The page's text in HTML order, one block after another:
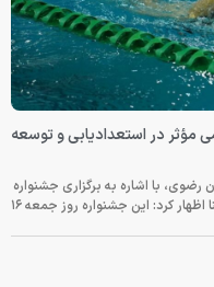
شنای زیر ۱۰ سال گامی مؤثر در استعدادیابی و توسعه
با اشاره به برگزاری جشنواره